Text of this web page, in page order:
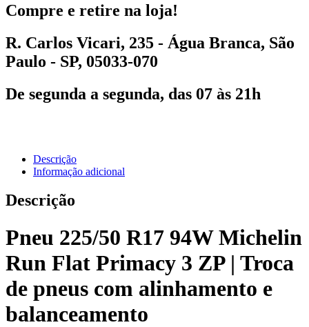
Compre e retire na loja!
R. Carlos Vicari, 235 - Água Branca, São
Paulo - SP, 05033-070
De segunda a segunda, das 07 às 21h
Descrição
Informação adicional
Descrição
Pneu 225/50 R17 94W Michelin
Run Flat Primacy 3 ZP | Troca
de pneus com alinhamento e
balanceamento